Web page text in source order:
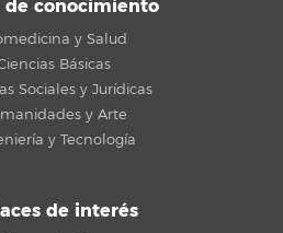
de conocimiento
y Salud
Básicas
Sociales y Jurídicas
y Arte
y Tecnología
de interés